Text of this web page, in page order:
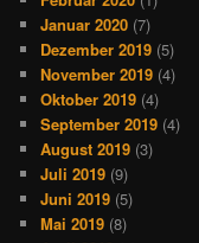
Januar 2020 (7)
Dezember 2019 (5)
November 2019 (4)
Oktober 2019 (4)
September 2019 (4)
August 2019 (3)
Juli 2019 (9)
Juni 2019 (5)
Mai 2019 (8)